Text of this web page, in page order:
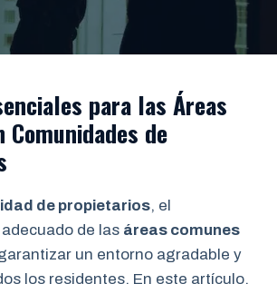
para las Áreas
Comunidades de
de propietarios, el
de las áreas comunes
un entorno agradable y
los residentes. En este artículo,